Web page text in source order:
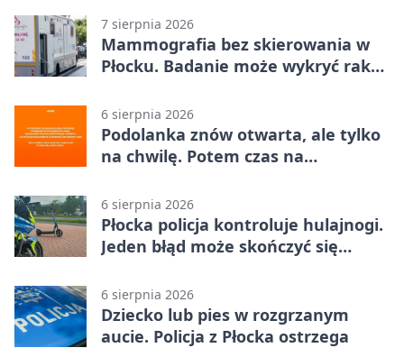
7 sierpnia 2026
Mammografia bez skierowania w
Płocku. Badanie może wykryć raka,
6 sierpnia 2026
Podolanka znów otwarta, ale tylko
na chwilę. Potem czas na
6 sierpnia 2026
Płocka policja kontroluje hulajnogi.
Jeden błąd może skończyć się
6 sierpnia 2026
Dziecko lub pies w rozgrzanym
aucie. Policja z Płocka ostrzega